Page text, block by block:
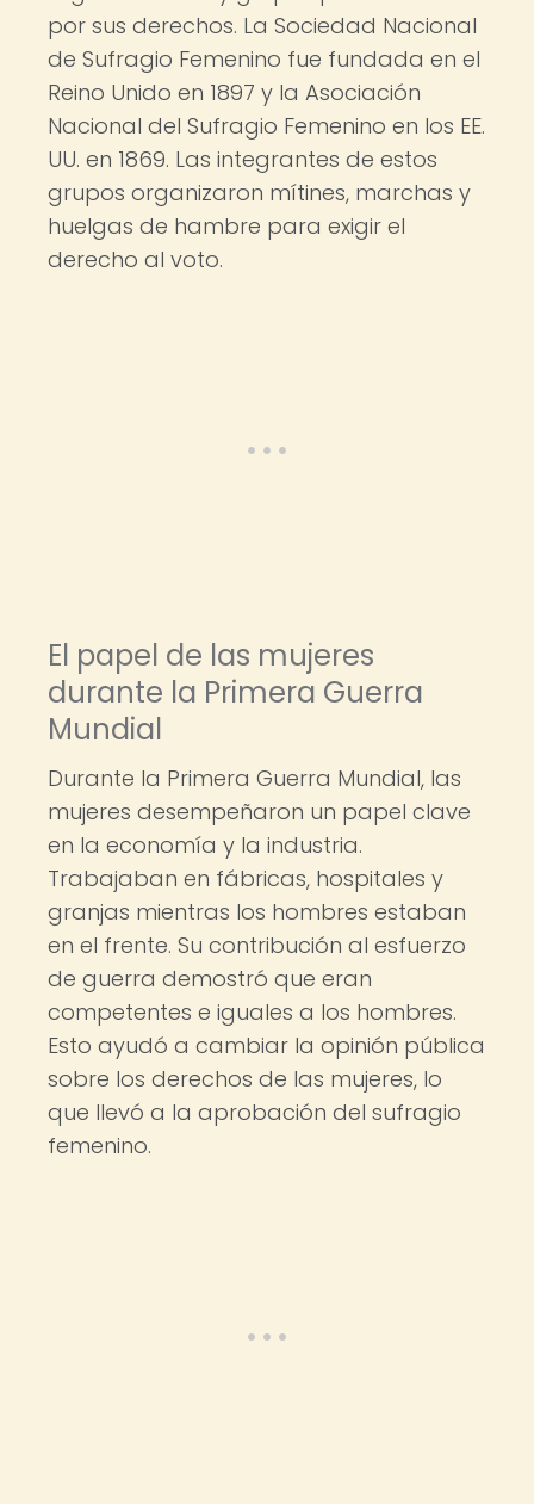
por sus derechos. La Sociedad Nacional
de Sufragio Femenino fue fundada en el
Reino Unido en 1897 y la Asociación
Nacional del Sufragio Femenino en los EE.
UU. en 1869. Las integrantes de estos
grupos organizaron mítines, marchas y
huelgas de hambre para exigir el
derecho al voto.
El papel de las mujeres
durante la Primera Guerra
Mundial
Durante la Primera Guerra Mundial, las
mujeres desempeñaron un papel clave
en la economía y la industria.
Trabajaban en fábricas, hospitales y
granjas mientras los hombres estaban
en el frente. Su contribución al esfuerzo
de guerra demostró que eran
competentes e iguales a los hombres.
Esto ayudó a cambiar la opinión pública
sobre los derechos de las mujeres, lo
que llevó a la aprobación del sufragio
femenino.